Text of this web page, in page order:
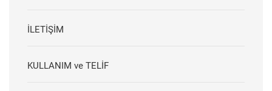
İLETİŞİM
KULLANIM ve TELİF